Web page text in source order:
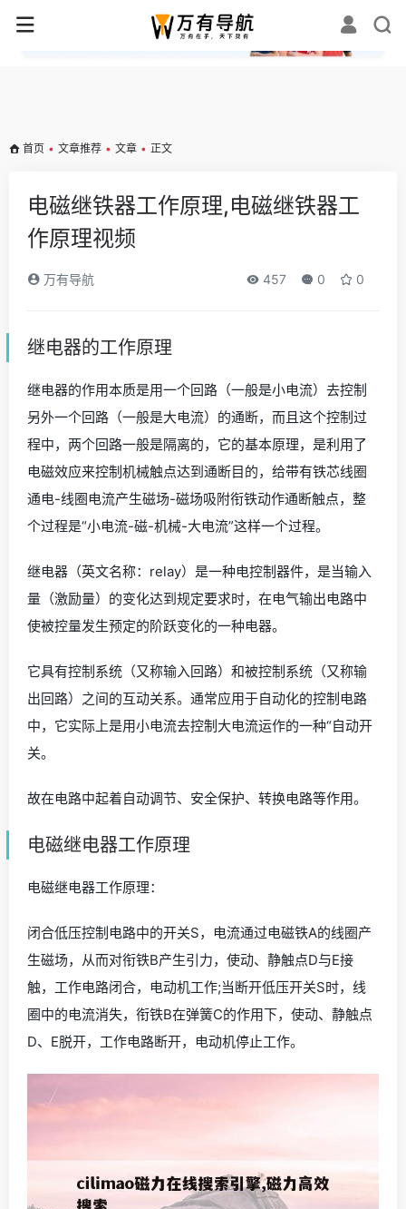
✕
首页 • 文章推荐 • 文章 • 正文
电磁继铁器工作原理,电磁继铁器工
作原理视频
万有导航 457 0 0
继电器的工作原理
继电器的作用本质是用一个回路（一般是小电流）去控制
另外一个回路（一般是大电流）的通断，而且这个控制过
程中，两个回路一般是隔离的，它的基本原理，是利用了
电磁效应来控制机械触点达到通断目的，给带有铁芯线圈
通电-线圈电流产生磁场-磁场吸附衔铁动作通断触点，整
个过程是“小电流-磁-机械-大电流”这样一个过程。
继电器（英文名称：relay）是一种电控制器件，是当输入
量（激励量）的变化达到规定要求时，在电气输出电路中
使被控量发生预定的阶跃变化的一种电器。
它具有控制系统（又称输入回路）和被控制系统（又称输
出回路）之间的互动关系。通常应用于自动化的控制电路
中，它实际上是用小电流去控制大电流运作的一种“自动开
关。
故在电路中起着自动调节、安全保护、转换电路等作用。
电磁继电器工作原理
电磁继电器工作原理：
闭合低压控制电路中的开关S，电流通过电磁铁A的线圈产
生磁场，从而对衔铁B产生引力，使动、静触点D与E接
触，工作电路闭合，电动机工作;当断开低压开关S时，线
圈中的电流消失，衔铁B在弹簧C的作用下，使动、静触点
D、E脱开，工作电路断开，电动机停止工作。